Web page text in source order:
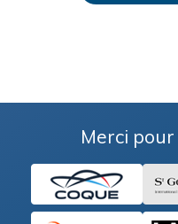
Merci pour